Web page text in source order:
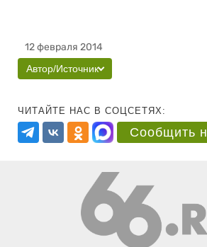
12 февраля 2014
Автор/Источник
ЧИТАЙТЕ НАС В СОЦСЕТЯХ:
Сообщить